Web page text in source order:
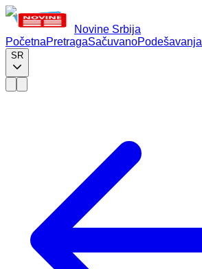
Novine Srbija
PočetnaPretragaSačuvanoPodešavanja
SR